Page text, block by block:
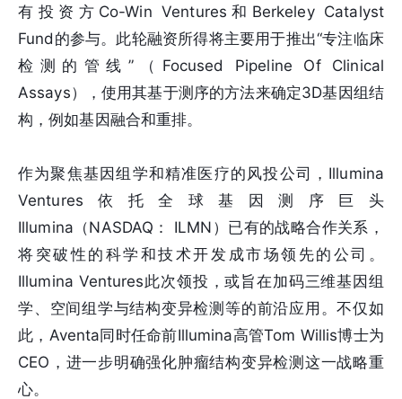
有投资方Co-Win Ventures和Berkeley Catalyst
Fund的参与。此轮融资所得将主要用于推出“专注临床
检测的管线”（Focused Pipeline Of Clinical
Assays），使用其基于测序的方法来确定3D基因组结
构，例如基因融合和重排。
作为聚焦基因组学和精准医疗的风投公司，Illumina
Ventures依托全球基因测序巨头
Illumina（NASDAQ： ILMN）已有的战略合作关系，
将突破性的科学和技术开发成市场领先的公司。
Illumina Ventures此次领投，或旨在加码三维基因组
学、空间组学与结构变异检测等的前沿应用。不仅如
此，Aventa同时任命前Illumina高管Tom Willis博士为
CEO，进一步明确强化肿瘤结构变异检测这一战略重
心。